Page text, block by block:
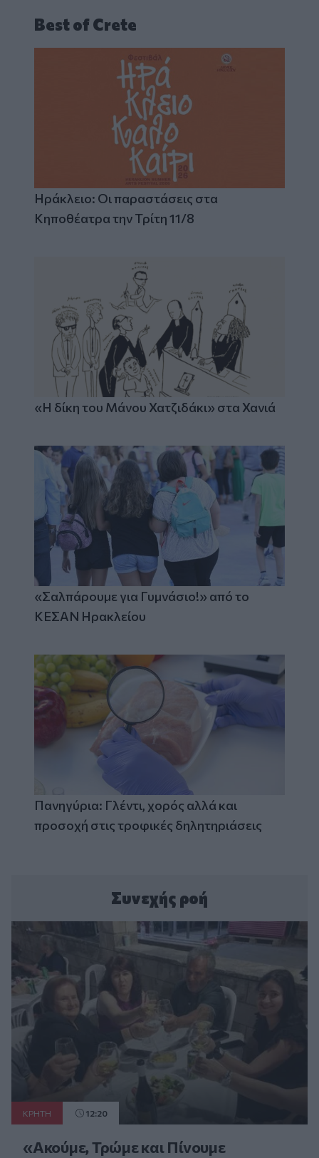
Best of Crete
Ηράκλειο: Οι παραστάσεις στα
Κηποθέατρα την Τρίτη 11/8
«Η δίκη του Μάνου Χατζιδάκι» στα Χανιά
«Σαλπάρουμε για Γυμνάσιο!» από το
ΚΕΣΑΝ Ηρακλείου
Πανηγύρια: Γλέντι, χορός αλλά και
προσοχή στις τροφικές δηλητηριάσεις
Συνεχής ροή
ΚΡΗΤΗ 12:20
«Ακούμε, Τρώμε και Πίνουμε